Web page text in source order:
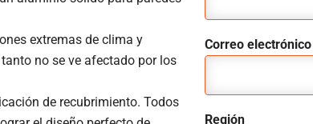
extremas de clima y
no se ve afectado por los
de recubrimiento. Todos
Correo electrónico
Región